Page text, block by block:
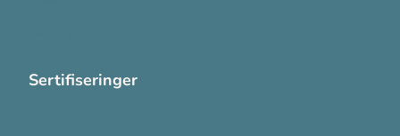
Sertifiseringer